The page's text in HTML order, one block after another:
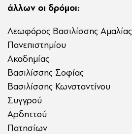
άλλων οι δρόμοι:
Λεωφόρος Βασιλίσσης Αμαλίας
Πανεπιστημίου
Ακαδημίας
Βασιλίσσης Σοφίας
Βασιλίσσης Κωνσταντίνου
Συγγρού
Αρδηττού
Πατησίων